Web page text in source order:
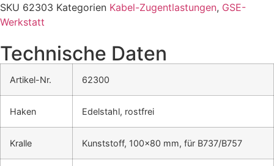
SKU 62303 Kategorien Kabel-Zugentlastungen, GSE-
Werkstatt
Technische Daten
Artikel-Nr. 62300
Haken Edelstahl, rostfrei
Kralle Kunststoff, 100×80 mm, für B737/B757